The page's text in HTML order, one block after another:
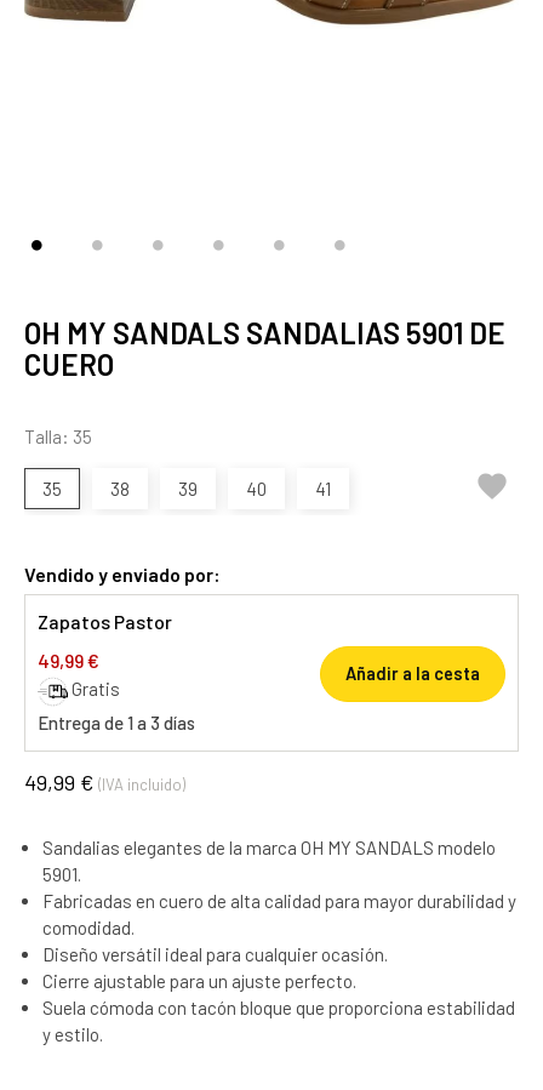
OH MY SANDALS SANDALIAS 5901 DE
CUERO
Talla: 35
35 38 39 40 41 
Vendido y enviado por:
Zapatos Pastor
49,99 €
Gratis
Entrega de 1 a 3 días
Añadir a la cesta
49,99 € (IVA incluido)
Sandalias elegantes de la marca OH MY SANDALS modelo
5901.
Fabricadas en cuero de alta calidad para mayor durabilidad y
comodidad.
Diseño versátil ideal para cualquier ocasión.
Cierre ajustable para un ajuste perfecto.
Suela cómoda con tacón bloque que proporciona estabilidad
y estilo.